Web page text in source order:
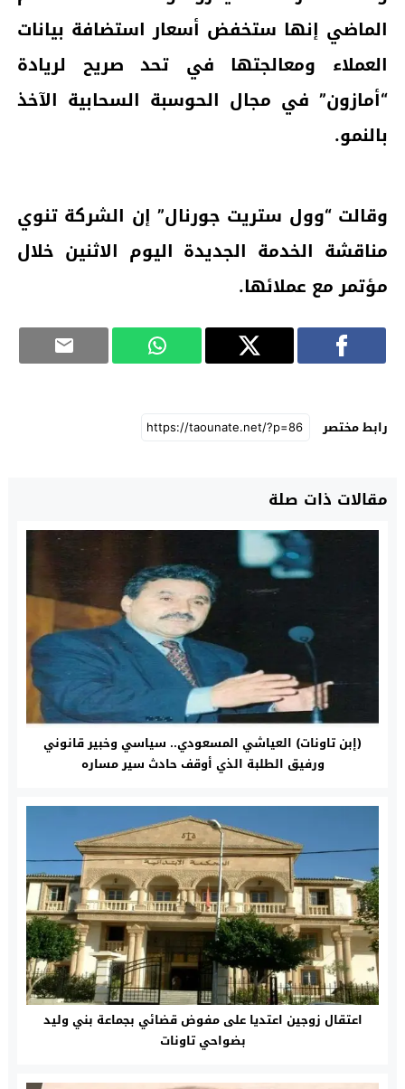
الماضي إنها ستخفض أسعار استضافة بيانات
العملاء ومعالجتها في تحد صريح لريادة
“أمازون” في مجال الحوسبة السحابية الآخذ
بالنمو.
وقالت “وول ستريت جورنال” إن الشركة تنوي
مناقشة الخدمة الجديدة اليوم الاثنين خلال
مؤتمر مع عملائها.
رابط مختصر
مقالات ذات صلة
(إبن تاونات) العياشي المسعودي.. سياسي وخبير قانوني
ورفيق الطلبة الذي أوقف حادث سير مساره
اعتقال زوجين اعتديا على مفوض قضائي بجماعة بني وليد
بضواحي تاونات